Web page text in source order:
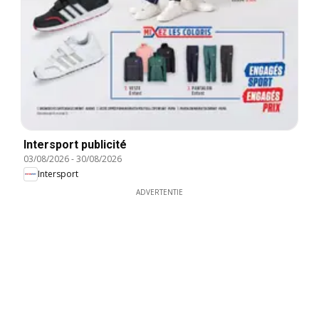
Intersport publicité
03/08/2026-30/08/2026
Intersport
ADVERTENTIE